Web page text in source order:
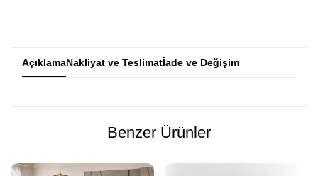
AçıklamaNakliyat ve Teslimatİade ve Değişim
Benzer Ürünler